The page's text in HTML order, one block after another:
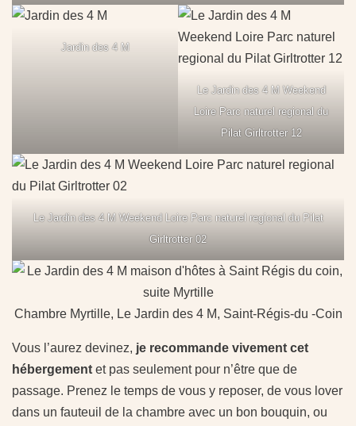
Jardin des 4 M
Le Jardin des 4 M Weekend
Loire Parc naturel regional du
Pilat Girltrotter 12
Le Jardin des 4 M Weekend Loire Parc naturel regional du Pilat
Girltrotter 02
Chambre Myrtille, Le Jardin des 4 M, Saint-Régis-du -Coin
Vous l’aurez devinez, je recommande vivement cet
hébergement et pas seulement pour n’être que de
passage. Prenez le temps de vous y reposer, de vous lover
dans un fauteuil de la chambre avec un bon bouquin, ou